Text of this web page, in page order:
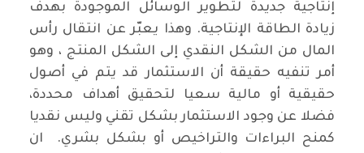
إنتاجية جديدة لتطوير الوسائل الموجودة بهدف
زيادة الطاقة الإنتاجية. وهذا يعبّر عن انتقال رأس
المال من الشكل النقدي إلى الشكل المنتج ، وهو
أمر تنفيه حقيقة أن الاستثمار قد يتم في أصول
حقيقية أو مالية سعيا لتحقيق أهداف محددة،
فضلا عن وجود الاستثمار بشكل تقني وليس نقديا
كمنح البراءات والتراخيص أو بشكل بشري. ان